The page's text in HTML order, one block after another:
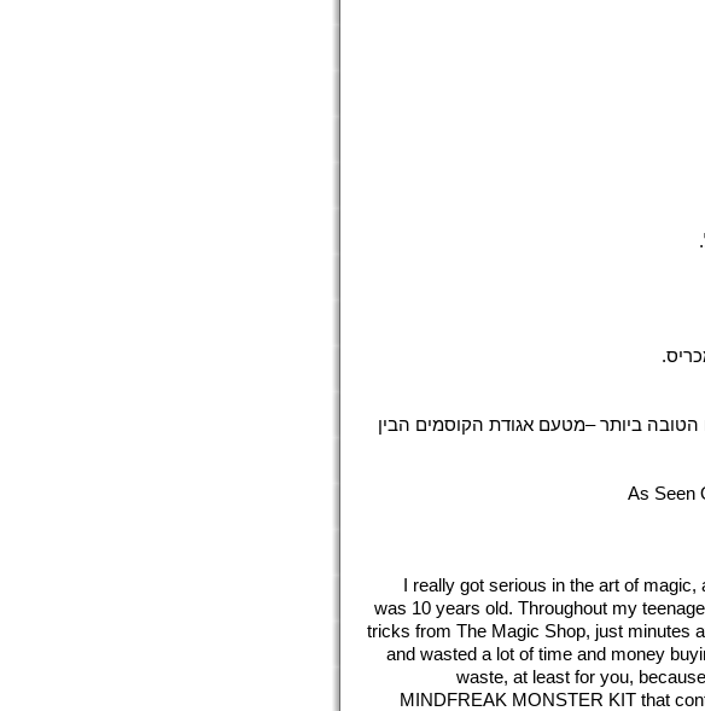
ביותר –מטעם אגודת הקוסמים הבין
As Seen
I really got serious in the art of
was 10 years old. Throughout my
tricks from The Magic Shop, just minutes
and wasted a lot of time and money
waste, at least for you,
MINDFREAK MONSTER KIT that